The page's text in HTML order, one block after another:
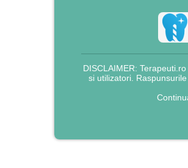
DISCLAIMER:
si utilizatori.